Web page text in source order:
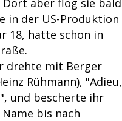
in der US-Produktion
18, hatte schon in
drehte mit Berger
Rühmann), "Adieu,
und bescherte ihr
bis nach